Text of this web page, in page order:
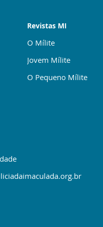
Revistas MI
O Mílite
Jovem Mílite
O Pequeno Mílite